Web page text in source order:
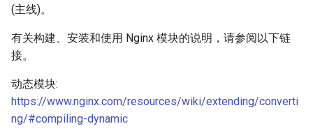
feishu-auth
fileinfo
ftpclient
(主线)。
有关构建、安装和使用 Nginx 模块的说明，请参阅以下链
接。
动态模块:
https://www.nginx.com/resources/wiki/extending/converti
ng/#compiling-dynamic